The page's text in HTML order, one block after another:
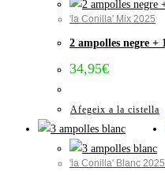
'la Conilla' Mix 2025
2 ampolles negre +
34,95€
Afegeix a la cistella
'la Conilla' Blanc 2025